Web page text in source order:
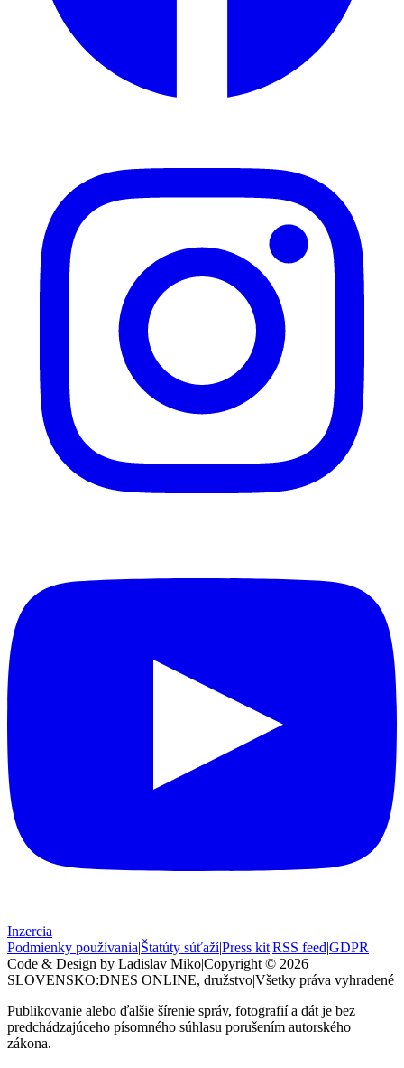
Inzercia
Podmienky používania|Štatúty súťaží|Press kit|RSS feed|GDPR
Code & Design by Ladislav Miko|Copyright © 2026
SLOVENSKO:DNES ONLINE, družstvo|Všetky práva vyhradené
Publikovanie alebo ďalšie šírenie správ, fotografií a dát je bez
predchádzajúceho písomného súhlasu porušením autorského
zákona.